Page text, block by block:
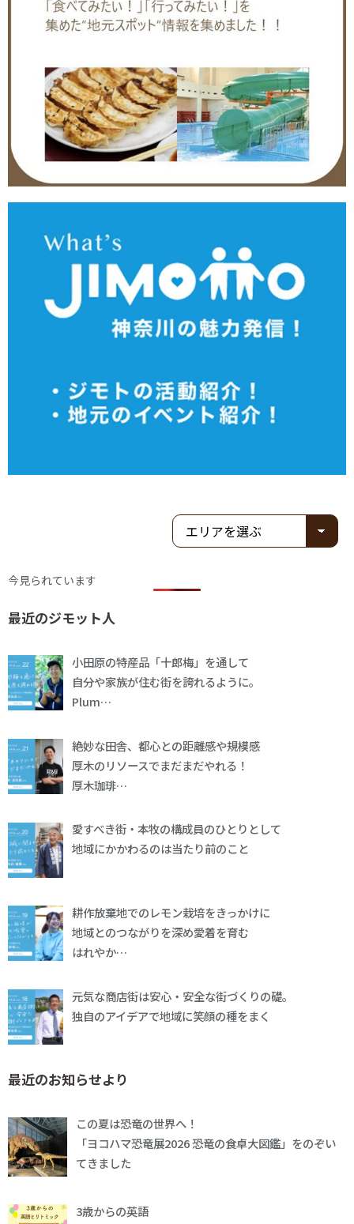
今見られています
最近のジモット人
小田原の特産品「十郎梅」を通して
自分や家族が住む街を誇れるように。
Plum…
絶妙な田舎、都心との距離感や規模感
厚木のリソースでまだまだやれる！
厚木珈琲…
愛すべき街・本牧の構成員のひとりとして
地域にかかわるのは当たり前のこと
耕作放棄地でのレモン栽培をきっかけに
地域とのつながりを深め愛着を育む
はれやか…
元気な商店街は安心・安全な街づくりの礎。
独自のアイデアで地域に笑顔の種をまく
最近のお知らせより
この夏は恐竜の世界へ！
「ヨコハマ恐竜展2026 恐竜の食卓大図鑑」をのぞい
てきました
3歳からの英語